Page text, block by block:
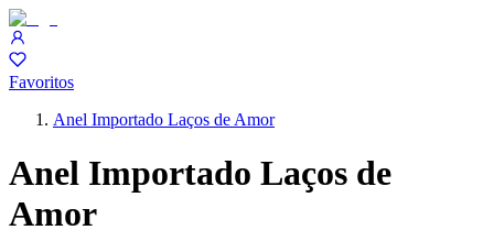
Favoritos
Anel Importado Laços de Amor
Anel Importado Laços de
Amor